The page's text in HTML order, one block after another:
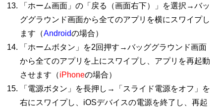
「ホーム画面」の「戻る（画面右下）」を選択→バッ
ググラウンド画面から全てのアプリを横にスワイプし
ます（Androidの場合）
「ホームボタン」を2回押す→バッググラウンド画面
から全てのアプリを上にスワイプし、アプリを再起動
させます（iPhoneの場合）
「電源ボタン」を長押し→「スライド電源をオフ」を
右にスワイプし、iOSデバイスの電源を終了し、再起